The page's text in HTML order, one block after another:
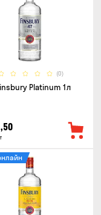
(0)
Platinum 1л
,50